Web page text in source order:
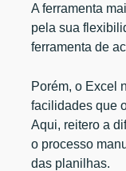
A ferramenta
pela sua
ferramenta de
Porém, o Excel
facilidades que
Aqui, reitero a
o processo
das planilhas.